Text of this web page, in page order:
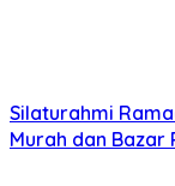
Silaturahmi
Murah dan Bazar